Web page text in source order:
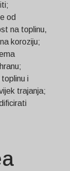
od
na toplinu,
koroziju;
i
trajanja;